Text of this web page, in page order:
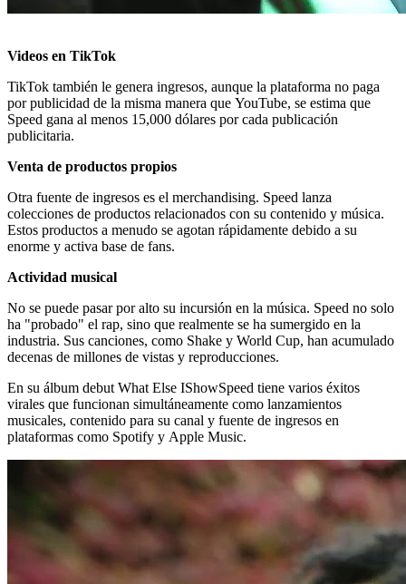
Videos en TikTok
TikTok también le genera ingresos, aunque la plataforma no paga
por publicidad de la misma manera que YouTube, se estima que
Speed gana al menos 15,000 dólares por cada publicación
publicitaria.
Venta de productos propios
Otra fuente de ingresos es el merchandising. Speed lanza
colecciones de productos relacionados con su contenido y música.
Estos productos a menudo se agotan rápidamente debido a su
enorme y activa base de fans.
Actividad musical
No se puede pasar por alto su incursión en la música. Speed no solo
ha "probado" el rap, sino que realmente se ha sumergido en la
industria. Sus canciones, como Shake y World Cup, han acumulado
decenas de millones de vistas y reproducciones.
En su álbum debut What Else IShowSpeed tiene varios éxitos
virales que funcionan simultáneamente como lanzamientos
musicales, contenido para su canal y fuente de ingresos en
plataformas como Spotify y Apple Music.